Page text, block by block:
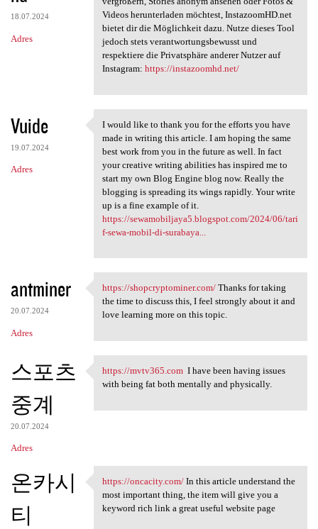
18.07.2024
Adres
Videos herunterladen möchtest, InstazoomHD.net
bietet dir die Möglichkeit dazu. Nutze dieses Tool
jedoch stets verantwortungsbewusst und
respektiere die Privatsphäre anderer Nutzer auf
Instagram: https://instazoomhd.net/
Vuide
19.07.2024
Adres
I would like to thank you for
I would like to thank you for the efforts you have
made in writing this article. I am hoping the same
best work from you in the future as well. In fact
your creative writing abilities has inspired me to
start my own Blog Engine blog now. Really the
blogging is spreading its wings rapidly. Your write
up is a fine example of it.
https://sewamobiljaya5.blogspot.com/2024/06/tari
f-sewa-mobil-di-surabaya...
antminer
20.07.2024
Adres
https://shopcryptominer.com/
https://shopcryptominer.com/Thanks for taking
the time to discuss this, I feel strongly about it and
love learning more on this topic.
스포츠
중계
20.07.2024
Adres
https://mvtv365.com I have
https://mvtv365.comI have been having issues
with being fat both mentally and physically.
온카시
티
https://oncacity.com/ In this
https://oncacity.com/In this article understand the
most important thing, the item will give you a
keyword rich link a great useful website page